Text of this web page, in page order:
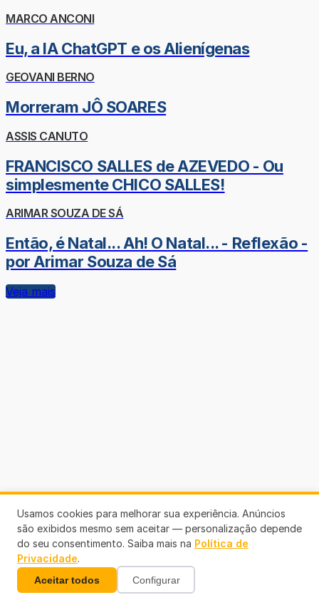
MARCO ANCONI
Eu, a IA ChatGPT e os Alienígenas
GEOVANI BERNO
Morreram JÔ SOARES
ASSIS CANUTO
FRANCISCO SALLES de AZEVEDO - Ou
simplesmente CHICO SALLES!
ARIMAR SOUZA DE SÁ
Então, é Natal... Ah! O Natal... - Reflexão -
por Arimar Souza de Sá
Veja mais
Usamos cookies para melhorar sua experiência. Anúncios
são exibidos mesmo sem aceitar — personalização depende
do seu consentimento. Saiba mais na Política de
Privacidade.
Aceitar todos Configurar